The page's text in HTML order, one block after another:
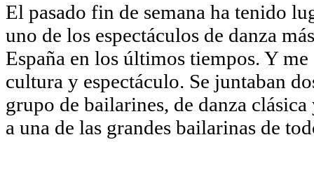
El pasado fin de semana ha tenido
uno de los espectáculos de danza
España en los últimos tiempos. Y
cultura y espectáculo. Se juntaban
grupo de bailarines, de danza
a una de las grandes bailarinas de